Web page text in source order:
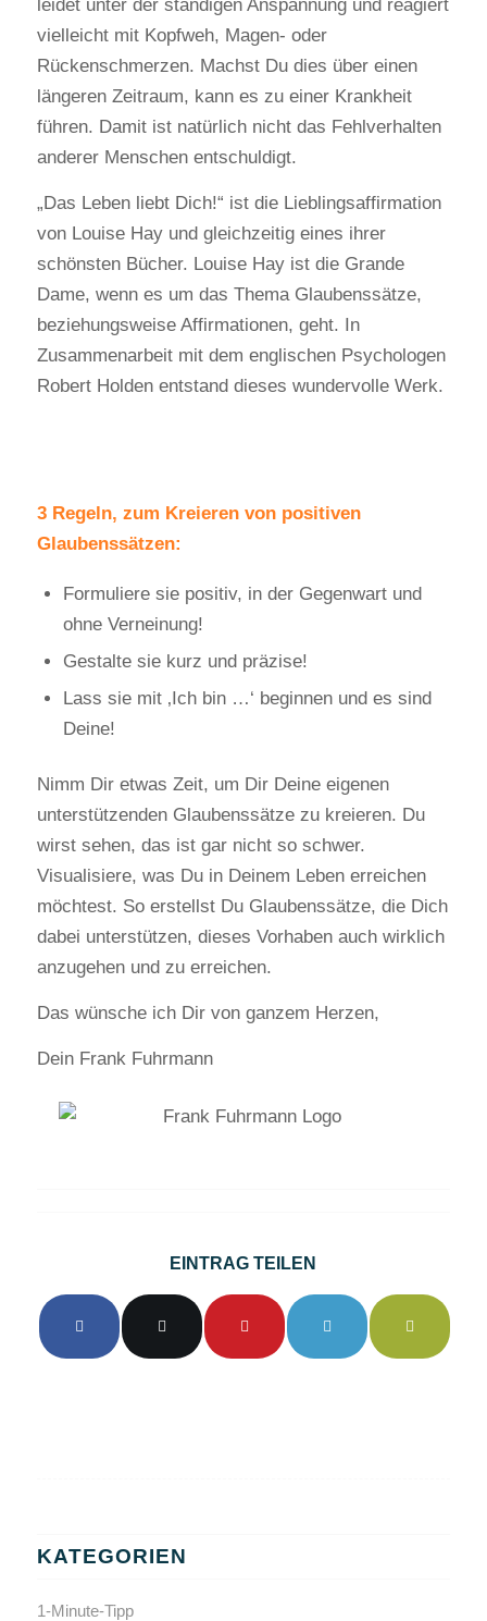
leidet unter der ständigen Anspannung und reagiert
vielleicht mit Kopfweh, Magen- oder
Rückenschmerzen. Machst Du dies über einen
längeren Zeitraum, kann es zu einer Krankheit
führen. Damit ist natürlich nicht das Fehlverhalten
anderer Menschen entschuldigt.
„Das Leben liebt Dich!“ ist die Lieblingsaffirmation
von Louise Hay und gleichzeitig eines ihrer
schönsten Bücher. Louise Hay ist die Grande
Dame, wenn es um das Thema Glaubenssätze,
beziehungsweise Affirmationen, geht. In
Zusammenarbeit mit dem englischen Psychologen
Robert Holden entstand dieses wundervolle Werk.
3 Regeln, zum Kreieren von positiven
Glaubenssätzen:
Formuliere sie positiv, in der Gegenwart und
ohne Verneinung!
Gestalte sie kurz und präzise!
Lass sie mit ‚Ich bin …‘ beginnen und es sind
Deine!
Nimm Dir etwas Zeit, um Dir Deine eigenen
unterstützenden Glaubenssätze zu kreieren. Du
wirst sehen, das ist gar nicht so schwer.
Visualisiere, was Du in Deinem Leben erreichen
möchtest. So erstellst Du Glaubenssätze, die Dich
dabei unterstützen, dieses Vorhaben auch wirklich
anzugehen und zu erreichen.
Das wünsche ich Dir von ganzem Herzen,
Dein Frank Fuhrmann
EINTRAG TEILEN
KATEGORIEN
1-Minute-Tipp